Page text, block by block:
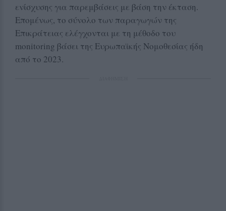
ενίσχυσης για παρεμβάσεις με βάση την έκταση.
Επομένως, το σύνολο των παραγωγών της
Επικράτειας ελέγχονται με τη μέθοδο του
monitoring βάσει της Ευρωπαϊκής Νομοθεσίας ήδη
από το 2023.